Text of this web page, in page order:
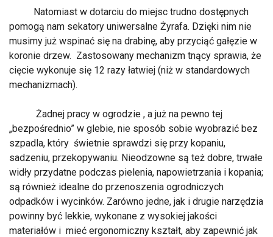
Natomiast w dotarciu do miejsc trudno dostępnych
pomogą nam sekatory uniwersalne Żyrafa. Dzięki nim nie
musimy już wspinać się na drabinę, aby przyciąć gałęzie w
koronie drzew. Zastosowany mechanizm tnący sprawia, że
cięcie wykonuje się 12 razy łatwiej (niż w standardowych
mechanizmach).
Żadnej pracy w ogrodzie , a już na pewno tej
„bezpośrednio” w glebie, nie sposób sobie wyobrazić bez
szpadla, który świetnie sprawdzi się przy kopaniu,
sadzeniu, przekopywaniu. Nieodzowne są też dobre, trwałe
widły przydatne podczas pielenia, napowietrzania i kopania;
są również idealne do przenoszenia ogrodniczych
odpadków i wycinków. Zarówno jedne, jak i drugie narzędzia
powinny być lekkie, wykonane z wysokiej jakości
materiałów i mieć ergonomiczny kształt, aby zapewnić jak